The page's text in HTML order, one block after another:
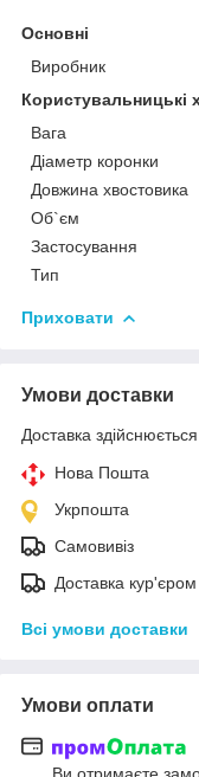
Основні
Виробник
Користувальницькі
Вага
Діаметр коронки
Довжина хвостовика
Об`єм
Застосування
Тип
Приховати
Умови доставки
Доставка
Нова Пошта
Укрпошта
Самовивіз
Доставка кур'єром
Всі умови доставки
Умови оплати